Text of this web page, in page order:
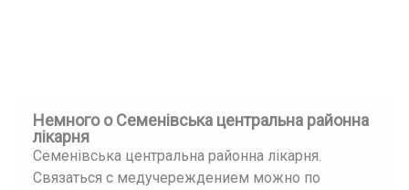
Немного о Семенівська центральна районна
лікарня
Семенівська центральна районна лікарня.
Связаться с медучереждением можно по